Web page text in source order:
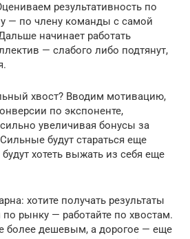
результативность по
— по члену команды с самой
начинает работать
— слабого либо подтянут,
хвост? Вводим мотивацию,
по экспоненте,
увеличивая бонусы за
будут стараться еще
хотеть выжать из себя еще
хотите получать результаты
рынку — работайте по хвостам.
более дешевым, а дорогое — еще